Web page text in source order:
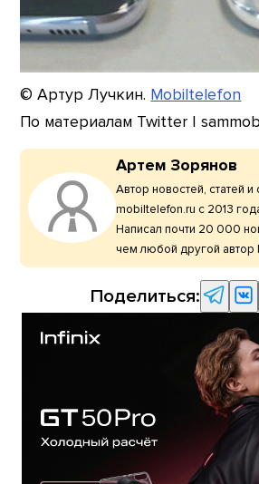
© Артур Лучкин. Mobiltelefon
По материалам Twitter |
Артем Зорянов
Автор новостей, статей
mobiltelefon.ru с 2013
Написал почти 20 000
чем любой другой автор
Поделиться: